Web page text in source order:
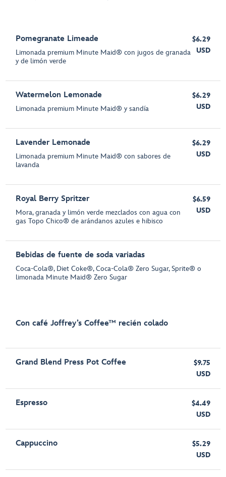
Pomegranate Limeade
Limonada premium Minute Maid® con jugos de granada
y de limón verde
$6.29
USD
Watermelon Lemonade
Limonada premium Minute Maid® y sandía
$6.29
USD
Lavender Lemonade
Limonada premium Minute Maid® con sabores de
lavanda
$6.29
USD
Royal Berry Spritzer
Mora, granada y limón verde mezclados con agua con
gas Topo Chico® de arándanos azules e hibisco
$6.59
USD
Bebidas de fuente de soda variadas
Coca-Cola®, Diet Coke®, Coca-Cola® Zero Sugar, Sprite® o
limonada Minute Maid® Zero Sugar
Con café Joffrey’s Coffee™ recién colado
Grand Blend Press Pot Coffee
$9.75
USD
Espresso
$4.49
USD
Cappuccino
$5.29
USD